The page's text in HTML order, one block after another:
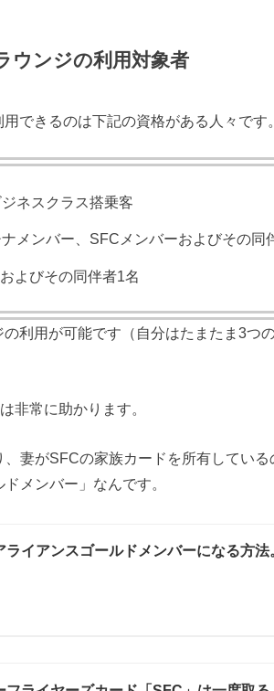
ウンジの利用対象者
できるのは下記の資格がある人々です。
ネスクラス搭乗客
メンバー、SFCメンバーおよびその同
よびその同伴者1名
利用が可能です（自分はたまたま3つ
非常に助かります。
妻がSFCの家族カードを所有してい
メンバー」なんです。
ライアンスゴールドメンバーになる方法